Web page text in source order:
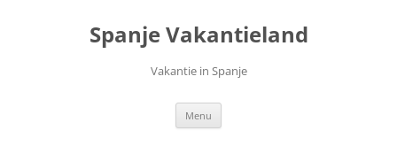
Spanje Vakantieland
Vakantie in Spanje
Menu